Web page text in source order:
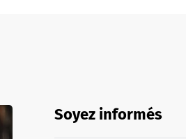
Soyez informés